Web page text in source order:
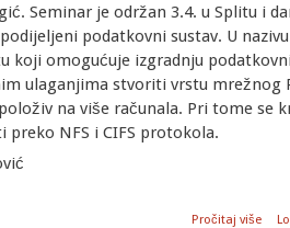
Seminar je održan 3.4. u Splitu i
podatkovni sustav. U
koji omogućuje izgradnju
ulaganjima stvoriti vrstu mrežnog
na više računala. Pri tome se
NFS i CIFS protokola.
Pročitaj više o